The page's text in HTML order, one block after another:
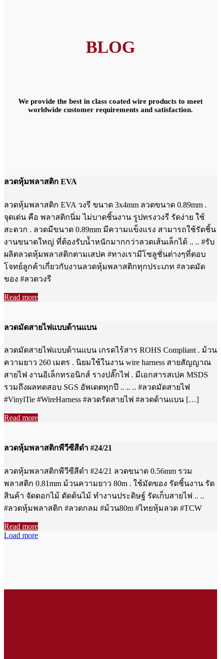
BLOG
We provide the best in class coated wire products to meet
worldwide customer requirements and satisfaction.
ลวดหุ้มพลาสติก EVA
ลวดหุ้มพลาสติก EVA วงรี ขนาด 3x4mm ลวดขนาด 0.89mm .
จุดเด่น คือ พลาสติกนิ่ม ไม่บาดชิ้นงาน รูปทรงวงรี รัดง่าย ใช้
สะดวก . ลวดมีขนาด 0.89mm มีความแข็งแรง สามารถใช้รัดชิ้น
งานขนาดใหญ่ ที่ต้องรับน้ำหนักมากกว่าลวดเส้นเล็กได้ .. .. #รับ
ผลิตลวดหุ้มพลาสติกตามเสปค #ทางเรามีโซลูชั่นต่างๆที่ตอบ
โจทย์ลูกค้าเกี่ยวกับงานลวดหุ้มพลาสติกทุกประเภท #ลวดมัด
ของ #ลวดวงรี
Read more
ลวดมัดสายไฟแบบด้านแบน
ลวดมัดสายไฟแบบด้านแบน เกรดไร้สาร ROHS Compliant . ม้วน
ความยาว 260 เมตร . นิยมใช้ในงาน wire harness สายสัญญาณ
สายไฟ งานอิเล็กทรอนิกส์ รางปลั๊กไฟ . มีเอกสารสเปค MSDS
รวมถึงผลทดสอบ SGS อัพเดตทุกปี .. .. .. #ลวดมัดสายไฟ
#VinylTie #WireHarness #ลวดรัดสายไฟ #ลวดด้านแบน […]
Read more
ลวดหุ้มพลาสติกพีวีซีสีดำ #24/21
ลวดหุ้มพลาสติกพีวีซีสีดำ #24/21 ลวดขนาด 0.56mm รวม
พลาสติก 0.81mm ม้วนความยาว 80m . ใช้มัดของ รัดชิ้นงาน รัด
สินค้า จัดดอกไม้ ดัดต้นไม้ ทำงานประดิษฐ์ รัดเก็บสายไฟ .. ..
#ลวดหุ้มพลาสติก #ลวดกลม #ม้วน80m #ไทยหุ้มลวด #TCW
Read more
Load more